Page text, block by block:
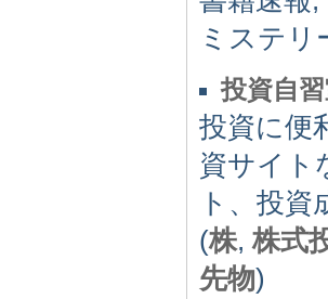
ミステリ
投資自
投資に便
資サイト
ト、投
(株,株式
先物)